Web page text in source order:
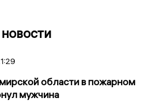
области в пожарном
мужчина